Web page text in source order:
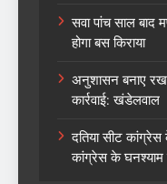
सवा पांच साल बाद
होगा बस किराया
अनुशासन बनाए रखने
कार्रवाई: खंडेलवाल
दतिया सीट
कांग्रेस के घनश्याम